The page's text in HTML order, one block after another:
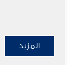
المزيد